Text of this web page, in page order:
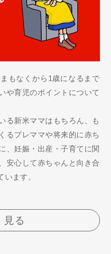
もなくから1歳になるまで
や育児のポイントについて
る新米ママはもちろん、も
るプレママや将来的に赤ち
、妊娠・出産・子育てに関
安心して赤ちゃんと向き合
ます。
見る